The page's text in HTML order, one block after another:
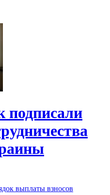
выплаты взносов